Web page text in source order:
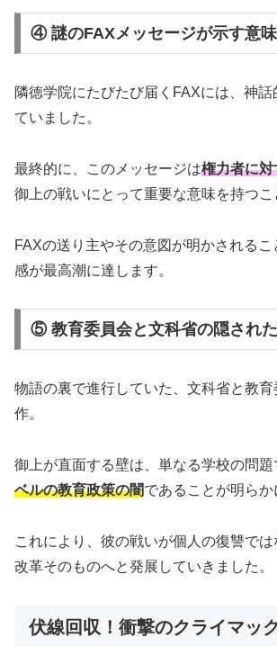
④ 謎のFAXメッセージが示す意味
隣徳学院にたびたび届くFAXには、神
ていました。
最終的に、このメッセージは権力者に対
御上の戦いにとって重要な意味を持つこ
FAXの送り主やその意図が明かされる
感が最高潮に達します。
⑤ 教育委員会と文科省の隠され
物語の裏で進行していた、文科省と教育
作。
御上が直面する壁は、単なる学校の問題
ベルの教育政策の闇であることが明らか
これにより、彼の戦いが個人の復讐で
改革そのものへと発展していきました。
伏線回収！衝撃のクライマッ